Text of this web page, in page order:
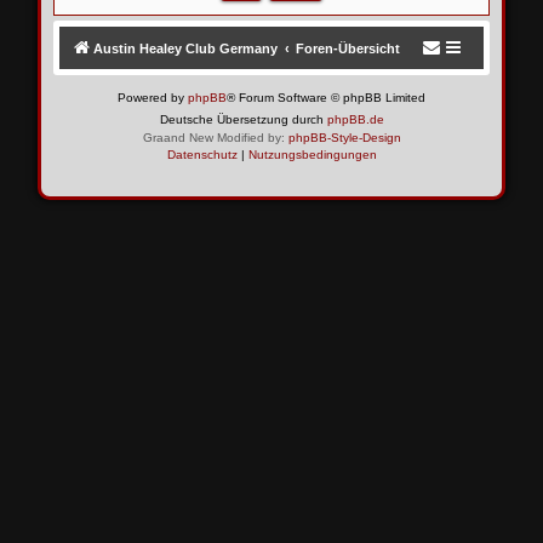
Austin Healey Club Germany Foren-Übersicht
Powered by phpBB® Forum Software © phpBB Limited
Deutsche Übersetzung durch phpBB.de
Graand New Modified by: phpBB-Style-Design
Datenschutz| Nutzungsbedingungen